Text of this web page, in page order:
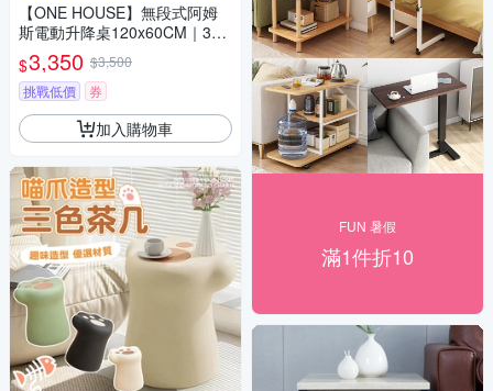
【ONE HOUSE】無段式阿姆
斯電動升降桌120x60CM｜3段
記憶鍵 (工作桌/辦公桌/書桌/電
腦桌)
$3,350 $3,500
挑戰低價
券
加入購物車
FUN 暑假
滿1件折10